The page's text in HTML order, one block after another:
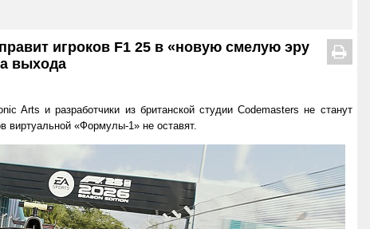
игроков F1 25 в «новую смелую эру
выхода
Arts и разработчики из британской студии Codemasters не станут
виртуальной «Формулы-1» не оставят.